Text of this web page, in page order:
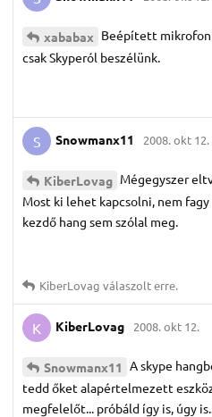
xababax Beépített mikrofon
csak Skyperól beszélünk.
S Snowmanx11 2008. okt 12.
KiberLovag Mégegyszer
Most ki lehet kapcsolni, nem fagy
kezdő hang sem szólal meg.
KiberLovag válaszolt erre.
K KiberLovag 2008. okt 12.
Snowmanx11 A skype
tedd őket alapértelmezett
megfelelőt... próbáld így is, úgy